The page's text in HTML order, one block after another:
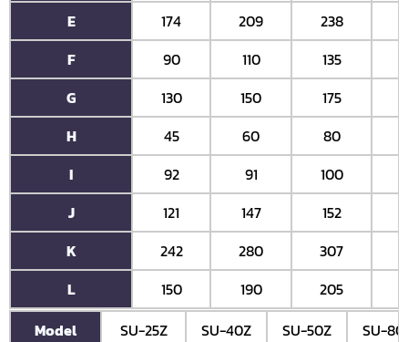
E
F
G
H
I
J
K
L
174
90
130
45
92
121
242
150
209
110
150
60
91
147
280
190
238
135
175
80
100
152
307
205
Model
SU-25Z
SU-40Z
SU-50Z
SU-